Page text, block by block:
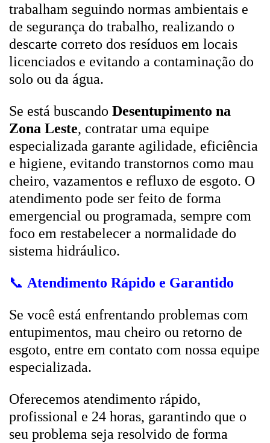
trabalham seguindo normas ambientais e
de segurança do trabalho, realizando o
descarte correto dos resíduos em locais
licenciados e evitando a contaminação do
solo ou da água.
Se está buscando Desentupimento na
Zona Leste, contratar uma equipe
especializada garante agilidade, eficiência
e higiene, evitando transtornos como mau
cheiro, vazamentos e refluxo de esgoto. O
atendimento pode ser feito de forma
emergencial ou programada, sempre com
foco em restabelecer a normalidade do
sistema hidráulico.
📞 Atendimento Rápido e Garantido
Se você está enfrentando problemas com
entupimentos, mau cheiro ou retorno de
esgoto, entre em contato com nossa equipe
especializada.
Oferecemos atendimento rápido,
profissional e 24 horas, garantindo que o
seu problema seja resolvido de forma